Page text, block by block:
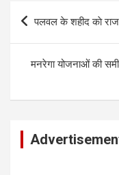
Post
पलवल के शहीद काे
मनरेगा योजनाओं की